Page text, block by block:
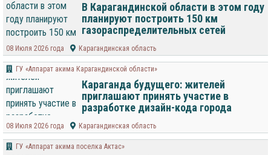
В Карагандинской области в этом году
планируют построить 150 км
газораспределительных сетей
08 Июля 2026 года Карагандинская область
ГУ «Аппарат акима Карагандинской области»
Караганда будущего: жителей
приглашают принять участие в
разработке дизайн-кода города
08 Июля 2026 года Карагандинская область
ГУ «Аппарат акима поселка Актас»